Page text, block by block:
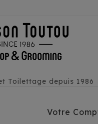
Toilettage depuis 1986
Votre